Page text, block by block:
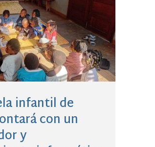
infantil de
con un
y